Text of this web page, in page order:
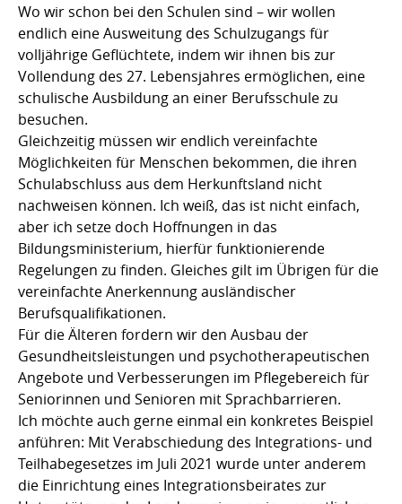
Wo wir schon bei den Schulen sind – wir wollen
endlich eine Ausweitung des Schulzugangs für
volljährige Geflüchtete, indem wir ihnen bis zur
Vollendung des 27. Lebensjahres ermöglichen, eine
schulische Ausbildung an einer Berufsschule zu
besuchen.
Gleichzeitig müssen wir endlich vereinfachte
Möglichkeiten für Menschen bekommen, die ihren
Schulabschluss aus dem Herkunftsland nicht
nachweisen können. Ich weiß, das ist nicht einfach,
aber ich setze doch Hoffnungen in das
Bildungsministerium, hierfür funktionierende
Regelungen zu finden. Gleiches gilt im Übrigen für die
vereinfachte Anerkennung ausländischer
Berufsqualifikationen.
Für die Älteren fordern wir den Ausbau der
Gesundheitsleistungen und psychotherapeutischen
Angebote und Verbesserungen im Pflegebereich für
Seniorinnen und Senioren mit Sprachbarrieren.
Ich möchte auch gerne einmal ein konkretes Beispiel
anführen: Mit Verabschiedung des Integrations- und
Teilhabegesetzes im Juli 2021 wurde unter anderem
die Einrichtung eines Integrationsbeirates zur